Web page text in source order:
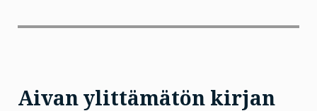
Aivan ylittämätön kirjan